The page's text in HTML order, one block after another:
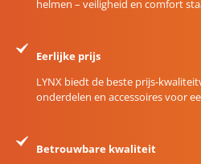
helmen – veiligheid en comfort
Eerlijke prijs
LYNX biedt de beste prijs-
onderdelen en accessoires voor
Betrouwbare kwaliteit